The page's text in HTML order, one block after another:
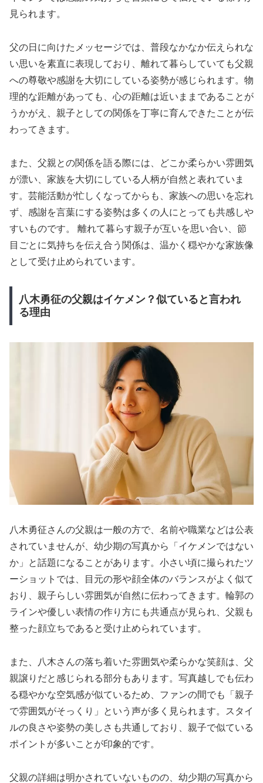
見られます。
父の日に向けたメッセージでは、普段なかなか伝えられな
い思いを素直に表現しており、離れて暮らしていても父親
への尊敬や感謝を大切にしている姿勢が感じられます。物
理的な距離があっても、心の距離は近いままであることが
うかがえ、親子としての関係を丁寧に育んできたことが伝
わってきます。
また、父親との関係を語る際には、どこか柔らかい雰囲気
が漂い、家族を大切にしている人柄が自然と表れていま
す。芸能活動が忙しくなってからも、家族への思いを忘れ
ず、感謝を言葉にする姿勢は多くの人にとっても共感しや
すいものです。 離れて暮らす親子が互いを思い合い、節
目ごとに気持ちを伝え合う関係は、温かく穏やかな家族像
として受け止められています。
八木勇征の父親はイケメン？似ていると言われ
る理由
八木勇征さんの父親は一般の方で、名前や職業などは公表
されていませんが、幼少期の写真から「イケメンではない
か」と話題になることがあります。小さい頃に撮られたツ
ーショットでは、目元の形や顔全体のバランスがよく似て
おり、親子らしい雰囲気が自然に伝わってきます。輪郭の
ラインや優しい表情の作り方にも共通点が見られ、父親も
整った顔立ちであると受け止められています。
また、八木さんの落ち着いた雰囲気や柔らかな笑顔は、父
親譲りだと感じられる部分もあります。写真越しでも伝わ
る穏やかな空気感が似ているため、ファンの間でも「親子
で雰囲気がそっくり」という声が多く見られます。スタイ
ルの良さや姿勢の美しさも共通しており、親子で似ている
ポイントが多いことが印象的です。
父親の詳細は明かされていないものの、幼少期の写真から